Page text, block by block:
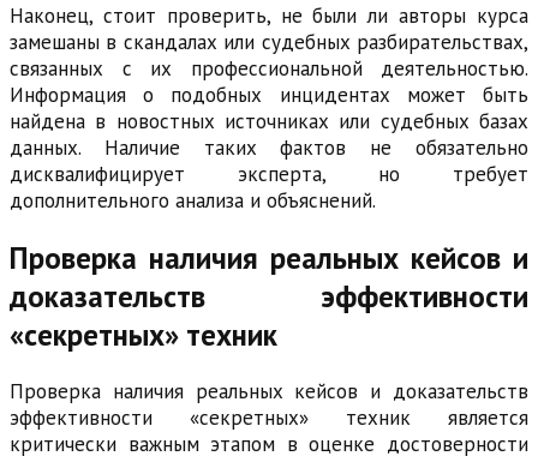
Наконец, стоит проверить, не были ли авторы курса
замешаны в скандалах или судебных разбирательствах,
связанных с их профессиональной деятельностью.
Информация о подобных инцидентах может быть
найдена в новостных источниках или судебных базах
данных. Наличие таких фактов не обязательно
дисквалифицирует эксперта, но требует
дополнительного анализа и объяснений.
Проверка наличия реальных кейсов и
доказательств эффективности
«секретных» техник
Проверка наличия реальных кейсов и доказательств
эффективности «секретных» техник является
критически важным этапом в оценке достоверности